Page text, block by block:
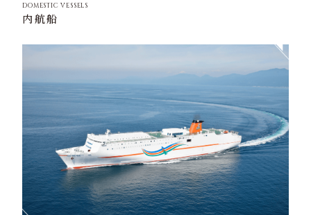
DOMESTIC VESSELS
内航船